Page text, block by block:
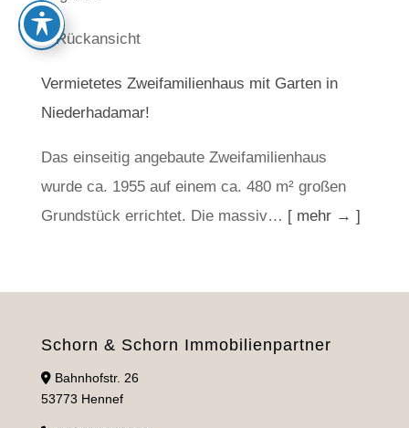
Vermietetes Zweifamilienhaus mit Garten in
Niederhadamar!
Das einseitig angebaute Zweifamilienhaus
wurde ca. 1955 auf einem ca. 480 m² großen
Grundstück errichtet. Die massiv… [ mehr → ]
Schorn & Schorn Immobilienpartner
Bahnhofstr. 26
53773 Hennef